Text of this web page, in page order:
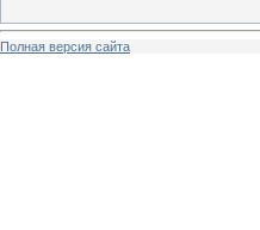
Полная версия сайта